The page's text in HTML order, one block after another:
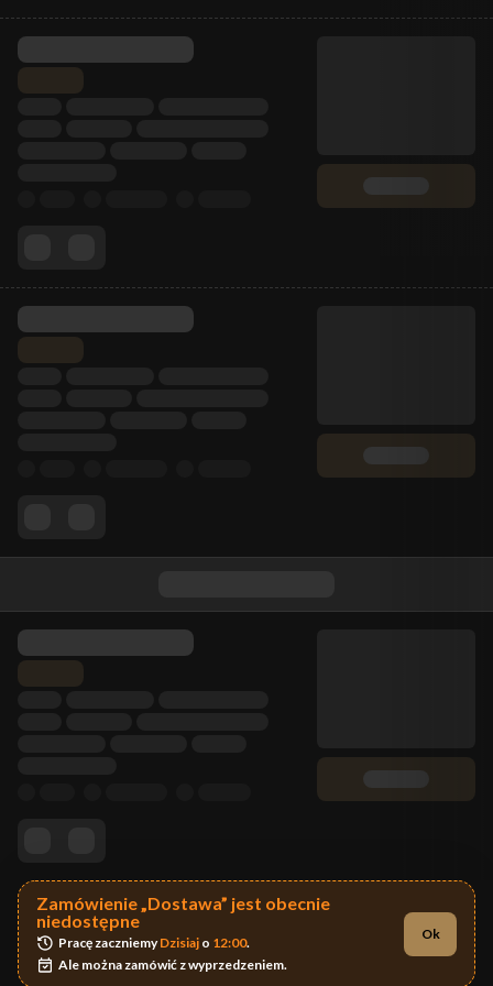
Zamówienie „Dostawa” jest obecnie
niedostępne
Pracę zaczniemy Dzisiaj o 12:00.
Ale można zamówić z wyprzedzeniem.
Ok